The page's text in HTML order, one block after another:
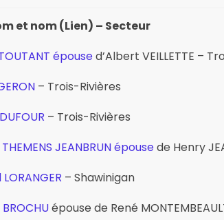
et nom (Lien) – Secteur
époused’Albert VEILLETTE –
– Trois-Rivières
– Trois-Rivières
JEANBRUN épousede Henry
– Shawinigan
épouse de René